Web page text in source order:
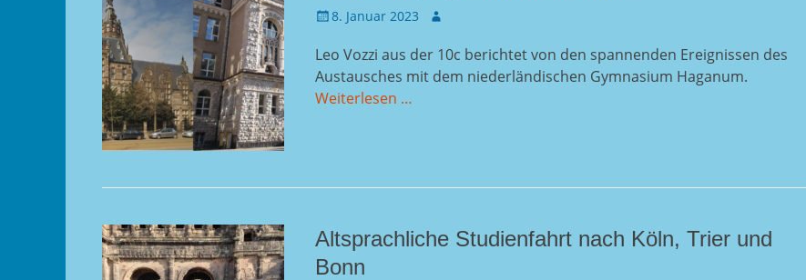
Gepostet
8. Januar 2023 Autor
Leo Vozzi aus der 10c berichtet von den spannenden Ereignissen des
Austausches mit dem niederländischen Gymnasium Haganum.
Weiterlesen …
Altsprachliche Studienfahrt nach Köln, Trier und
Bonn